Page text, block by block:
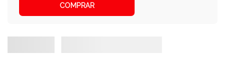
COMPRAR